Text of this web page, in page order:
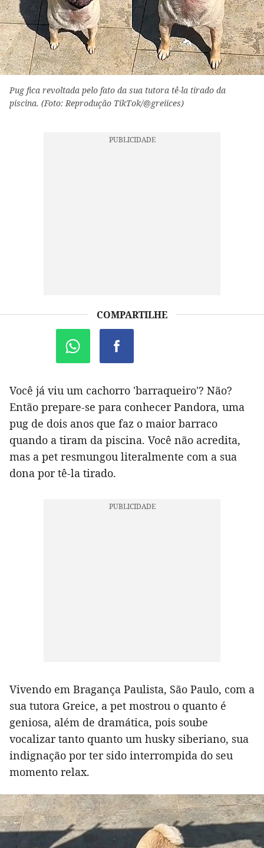
Pug fica revoltada pelo fato da sua tutora tê-la tirado da
piscina. (Foto: Reprodução TikTok/@greiices)
COMPARTILHE
Você já viu um cachorro 'barraqueiro'? Não?
Então prepare-se para conhecer Pandora, uma
pug de dois anos que faz o maior barraco
quando a tiram da piscina. Você não acredita,
mas a pet resmungou literalmente com a sua
dona por tê-la tirado.
Vivendo em Bragança Paulista, São Paulo, com a
sua tutora Greice, a pet mostrou o quanto é
geniosa, além de dramática, pois soube
vocalizar tanto quanto um husky siberiano, sua
indignação por ter sido interrompida do seu
momento relax.